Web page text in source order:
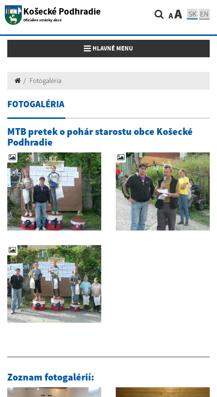
Košecké Podhradie
Oficiálne stránky obce AA SK EN
Toggle navigation
HLAVNÉ MENU
Fotogaléria
FOTOGALÉRIA
MTB pretek o pohár starostu obce Košecké
Podhradie
Zoznam fotogalérií: